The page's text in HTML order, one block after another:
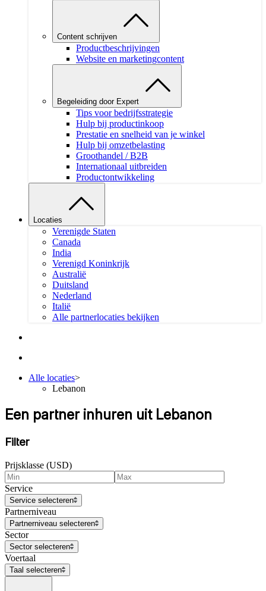
Content schrijven
Productbeschrijvingen
Website en marketingcontent
Begeleiding door Expert
Tips voor bedrijfsstrategie
Hulp bij productinkoop
Prestatie en snelheid van je winkel
Hulp bij omzetbelasting
Groothandel / B2B
Internationaal uitbreiden
Productontwikkeling
Locaties
Verenigde Staten
Canada
India
Verenigd Koninkrijk
Australië
Duitsland
Nederland
Italië
Alle partnerlocaties bekijken
Alle locaties>
Lebanon
Een partner inhuren uit Lebanon
Filter
Prijsklasse (USD)
Service
Service selecteren
Partnerniveau
Partnerniveau selecteren
Sector
Sector selecteren
Voertaal
Taal selecteren